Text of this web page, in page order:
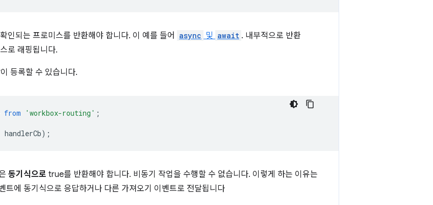
인되는 프로미스를 반환해야 합니다. 이 예를 들어 async 및 await . 내부적으로 반환
로 래핑됩니다.
등록할 수 있습니다.
from 'workbox-routing' ;
handlerCb);
동기식으로 true를 반환해야 합니다. 비동기 작업을 수행할 수 없습니다. 이렇게 하는 이유는
트에 동기식으로 응답하거나 다른 가져오기 이벤트로 전달됩니다